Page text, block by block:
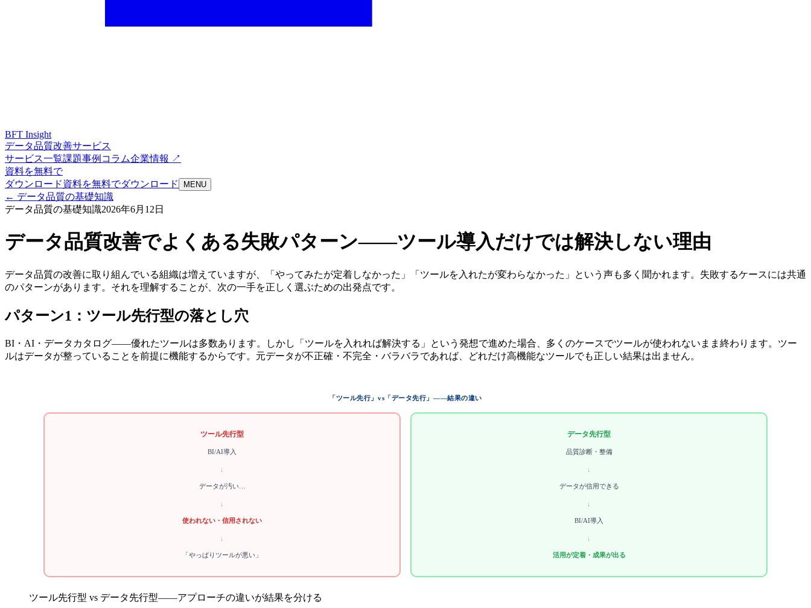
BFT Insight
データ品質改善サービス
サービス一覧課題事例 コラム企業情報 ↗
資料を無料で
ダウンロード資料を無料でダウンロード MENU
← データ品質の基礎知識
データ品質の基礎知識2026年6月12日
データ品質改善でよくある失敗パターン——ツール導入だけでは解決しない理由
データ品質の改善に取り組んでいる組織は増えていますが、「やってみたが定着しなかった」「ツールを入れたが変わらなかった」という声も多く聞かれます。失敗するケースには共通
のパターンがあります。それを理解することが、次の一手を正しく選ぶための出発点です。
パターン1：ツール先行型の落とし穴
BI・AI・データカタログ——優れたツールは多数あります。しかし「ツールを入れれば解決する」という発想で進めた場合、多くのケースでツールが使われないまま終わります。ツー
ルはデータが整っていることを前提に機能するからです。元データが不正確・不完全・バラバラであれば、どれだけ高機能なツールでも正しい結果は出ません。
「ツール先行」vs「データ先行」——結果の違い
ツール先行型
BI/AI導入
↓
データが汚い…
↓
使われない・信用されない
↓
「やっぱりツールが悪い」
データ先行型
品質診断・整備
↓
データが信用できる
↓
BI/AI導入
↓
活用が定着・成果が出る
ツール先行型 vs データ先行型——アプローチの違いが結果を分ける